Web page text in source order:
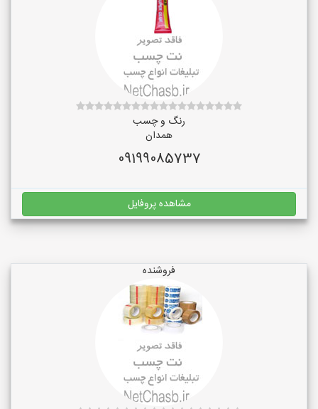
رنگ و چسب
همدان
09199085737
مشاهده پروفایل
فروشنده